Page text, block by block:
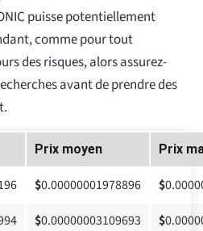
puisse potentiellement
comme pour tout
des risques, alors assurez-
avant de prendre des
Prix moyen Prix
$0.00000001978896 $
$0.00000003109693 $